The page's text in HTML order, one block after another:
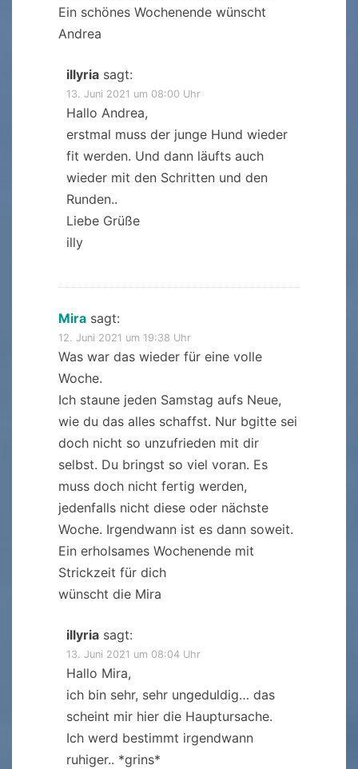
Ein schönes Wochenende wünscht
Andrea
illyria sagt:
13. Juni 2021 um 08:00 Uhr
Hallo Andrea,
erstmal muss der junge Hund wieder
fit werden. Und dann läufts auch
wieder mit den Schritten und den
Runden..
Liebe Grüße
illy
Mira sagt:
12. Juni 2021 um 19:38 Uhr
Was war das wieder für eine volle
Woche.
Ich staune jeden Samstag aufs Neue,
wie du das alles schaffst. Nur bgitte sei
doch nicht so unzufrieden mit dir
selbst. Du bringst so viel voran. Es
muss doch nicht fertig werden,
jedenfalls nicht diese oder nächste
Woche. Irgendwann ist es dann soweit.
Ein erholsames Wochenende mit
Strickzeit für dich
wünscht die Mira
illyria sagt:
13. Juni 2021 um 08:04 Uhr
Hallo Mira,
ich bin sehr, sehr ungeduldig… das
scheint mir hier die Hauptursache.
Ich werd bestimmt irgendwann
ruhiger.. *grins*